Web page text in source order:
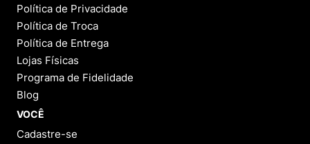
Política de Privacidade
Política de Troca
Política de Entrega
Lojas Físicas
Programa de Fidelidade
Blog
VOCÊ
Cadastre-se